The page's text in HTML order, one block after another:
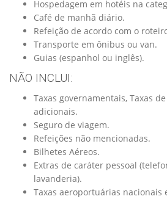
Hospedagem em hotéis na
Café de manhã diário.
Refeição de acordo com o
Transporte em ônibus ou van.
Guias (espanhol ou inglês).
NÃO INCLUI:
Taxas governamentais, Taxas
adicionais.
Seguro de viagem.
Refeições não mencionadas.
Bilhetes Aéreos.
Extras de caráter pessoal
lavanderia).
Taxas aeroportuárias nacionais